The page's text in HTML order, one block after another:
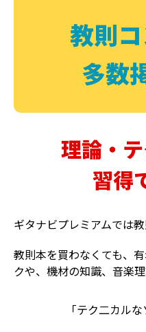
教則
多数
理論・
習得
ギタナビプレミアムでは
教則本を買わなくても、
クや、機材の知識、音楽
「テク二カル